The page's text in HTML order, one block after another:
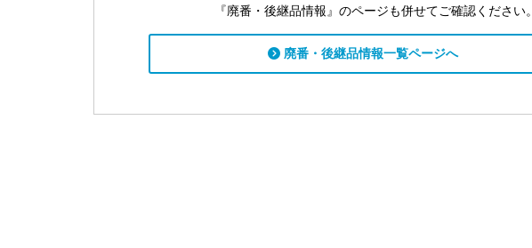
『廃番・後継品情報』のページも併せてご確認ください。
廃番・後継品情報一覧ページへ